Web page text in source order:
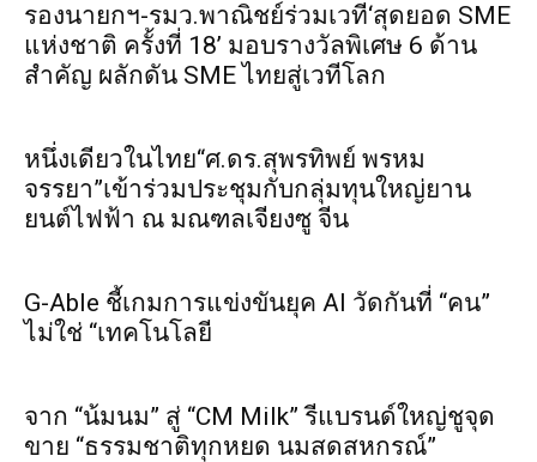
รองนายกฯ-รมว.พาณิชย์ร่วมเวที‘สุดยอด SME
แห่งชาติ ครั้งที่ 18’ มอบรางวัลพิเศษ 6 ด้าน
สำคัญ ผลักดัน SME ไทยสู่เวทีโลก
หนึ่งเดียวในไทย“ศ.ดร.สุพรทิพย์ พรหม
จรรยา”เข้าร่วมประชุมกับกลุ่มทุนใหญ่ยาน
ยนต์ไฟฟ้า ณ มณฑลเจียงซู จีน
G-Able ชี้เกมการแข่งขันยุค AI วัดกันที่ “คน”
ไม่ใช่ “เทคโนโลยี
จาก “น้มนม” สู่ “CM Milk” รีแบรนด์ใหญ่ชูจุด
ขาย “ธรรมชาติทุกหยด นมสดสหกรณ์”